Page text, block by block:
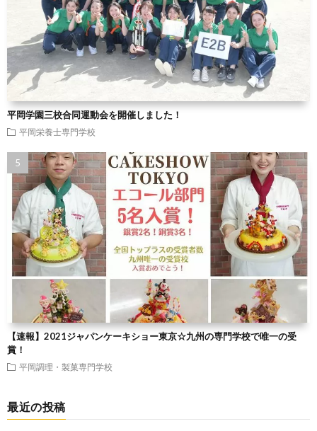
平岡学園三校合同運動会を開催しました！
平岡栄養士専門学校
【速報】2021ジャパンケーキショー東京☆九州の専門学校で唯一の受
賞！
平岡調理・製菓専門学校
最近の投稿